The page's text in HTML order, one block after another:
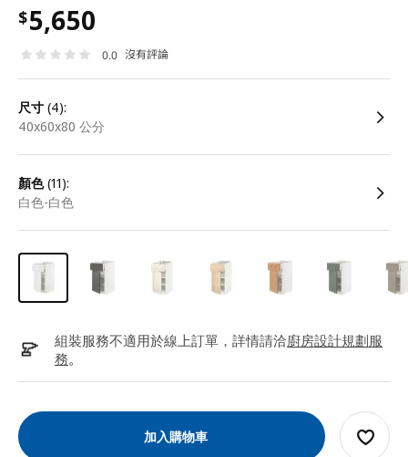
$5,650
0.0 沒有評論
尺寸 (4):
40x60x80 公分
顏色(11):
白色-白色
組裝服務不適用於線上訂單，詳情請洽廚房設計規劃服
務。
加入購物車